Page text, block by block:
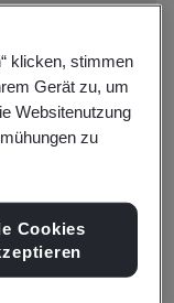
of the greatest
klicken, stimmen
Gerät zu, um
Websitenutzung
zu
Cookies